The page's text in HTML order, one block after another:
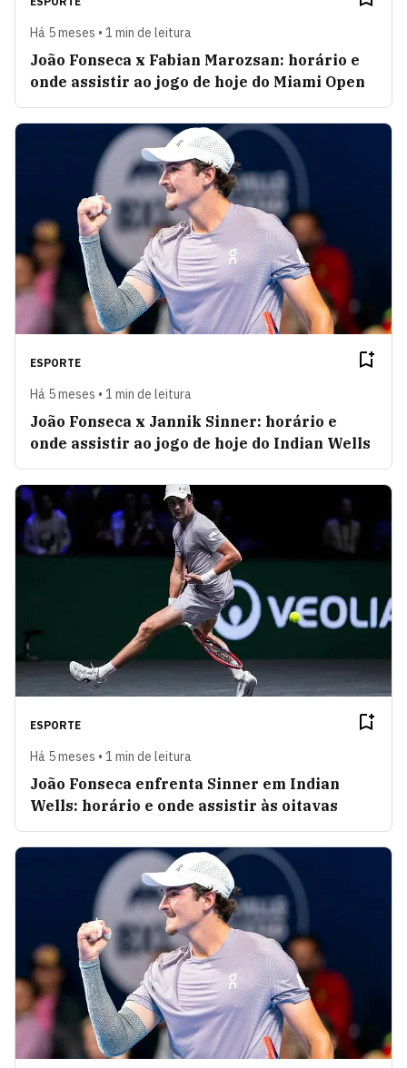
Há 5 meses • 1 min de leitura
João Fonseca x Fabian Marozsan: horário e
onde assistir ao jogo de hoje do Miami Open
ESPORTE
Há 5 meses • 1 min de leitura
João Fonseca x Jannik Sinner: horário e
onde assistir ao jogo de hoje do Indian Wells
ESPORTE
Há 5 meses • 1 min de leitura
João Fonseca enfrenta Sinner em Indian
Wells: horário e onde assistir às oitavas